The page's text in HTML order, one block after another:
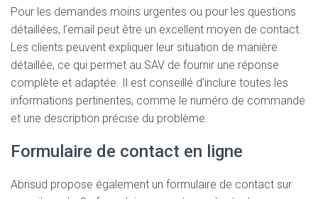
Pour les demandes moins urgentes ou pour les questions
détaillées, l’email peut être un excellent moyen de contact.
Les clients peuvent expliquer leur situation de manière
détaillée, ce qui permet au SAV de fournir une réponse
complète et adaptée. Il est conseillé d’inclure toutes les
informations pertinentes, comme le numéro de commande
et une description précise du problème.
Formulaire de contact en ligne
Abrisud propose également un formulaire de contact sur